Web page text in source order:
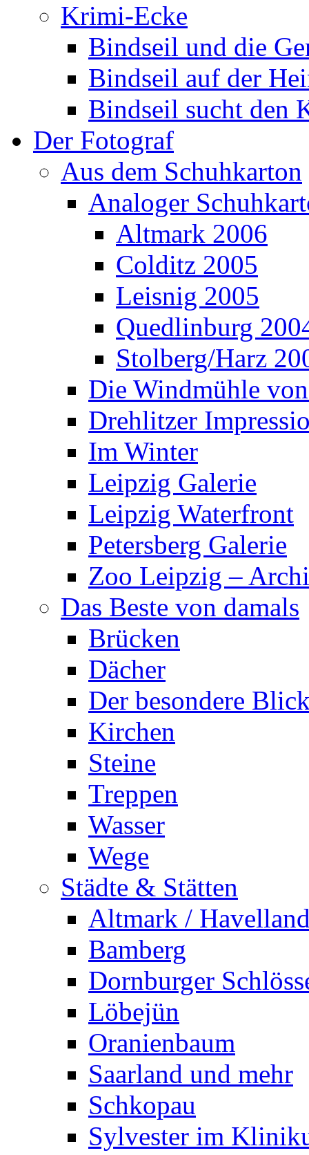
Krimi-Ecke
Bindseil und die
Bindseil auf der
Bindseil sucht den
Der Fotograf
Aus dem Schuhkarton
Analoger
Altmark 2006
Colditz 2005
Leisnig 2005
Quedlinburg
Stolberg/Harz
Die Windmühle
Drehlitzer
Im Winter
Leipzig Galerie
Leipzig Waterfront
Petersberg Galerie
Zoo Leipzig –
Das Beste von damals
Brücken
Dächer
Der besondere
Kirchen
Steine
Treppen
Wasser
Wege
Städte & Stätten
Altmark /
Bamberg
Dornburger
Löbejün
Oranienbaum
Saarland und mehr
Schkopau
Sylvester im